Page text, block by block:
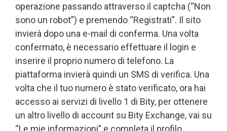
operazione passando attraverso il captcha (“Non
sono un robot”) e premendo “Registrati”. Il sito
invierà dopo una e-mail di conferma. Una volta
confermato, è necessario effettuare il login e
inserire il proprio numero di telefono. La
piattaforma invierà quindi un SMS di verifica. Una
volta che il tuo numero è stato verificato, ora hai
accesso ai servizi di livello 1 di Bity, per ottenere
un altro livello di account su Bity Exchange, vai su
“Le mie informazioni” e completa il profilo